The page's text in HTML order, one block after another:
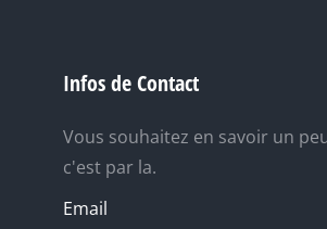
Infos de Contact
Vous souhaitez en savoir un
c'est par la.
Email